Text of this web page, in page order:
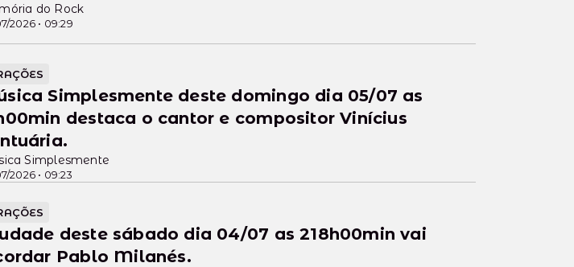
2026 • 09:29
do Rock
2026 • 09:23
deste domingo dia 05/07 as
destaca o cantor e compositor Vinícius
Simplesmente
deste sábado dia 04/07 as 218h00min vai
Pablo Milanés.